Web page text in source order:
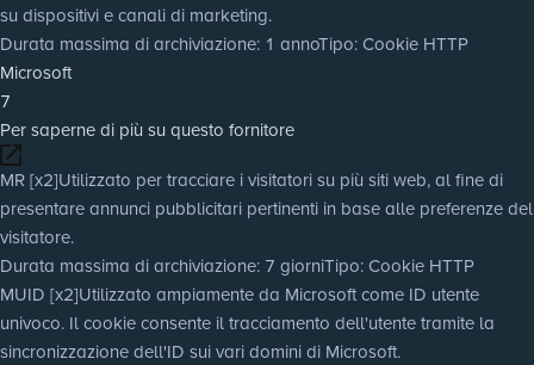
su dispositivi e canali di marketing.
Durata massima di archiviazione: 1 annoTipo: Cookie HTTP
Microsoft
7
Per saperne di più su questo fornitore
MR [x2]Utilizzato per tracciare i visitatori su più siti web, al fine di
presentare annunci pubblicitari pertinenti in base alle preferenze del
visitatore.
Durata massima di archiviazione: 7 giorniTipo: Cookie HTTP
MUID [x2]Utilizzato ampiamente da Microsoft come ID utente
univoco. Il cookie consente il tracciamento dell'utente tramite la
sincronizzazione dell'ID sui vari domini di Microsoft.